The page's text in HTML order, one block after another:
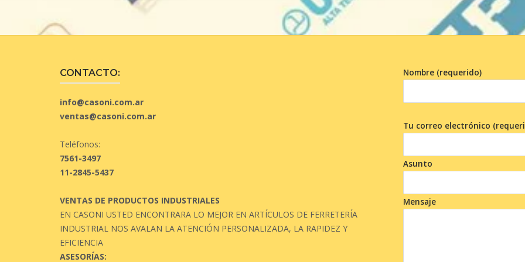
CONTACTO:
info@casoni.com.ar
ventas@casoni.com.ar
Teléfonos:
7561-3497
11-2845-5437
VENTAS DE PRODUCTOS INDUSTRIALES
EN CASONI USTED ENCONTRARA LO MEJOR EN ARTÍCULOS DE FERRETERÍA
INDUSTRIAL NOS AVALAN LA ATENCIÓN PERSONALIZADA, LA RAPIDEZ Y
EFICIENCIA
ASESORÍAS:
Nombre (requerido)
Tu correo electrónico
Asunto
Mensaje